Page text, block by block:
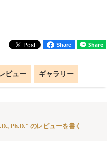
Share
レビュー ギャラリー
Ph.D." のレビューを書く